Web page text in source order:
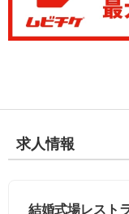
求人情報
結婚式場レスト